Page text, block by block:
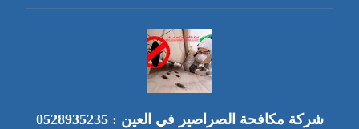
شركة مكافحة الصراصير في العين : 0528935235